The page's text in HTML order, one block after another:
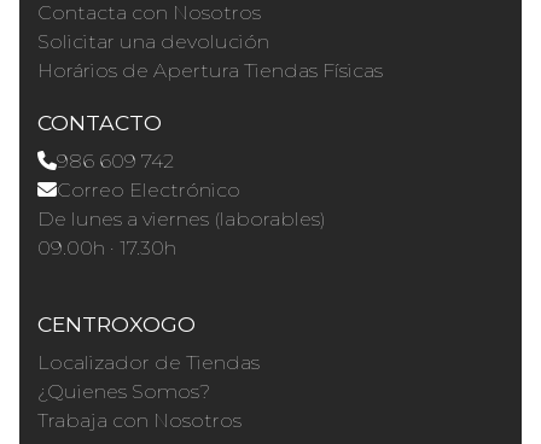
Contacta con Nosotros
Solicitar una devolución
Horários de Apertura Tiendas Físicas
CONTACTO
986 609 742
Correo Electrónico
De lunes a viernes (laborables)
09.00h · 17.30h
CENTROXOGO
Localizador de Tiendas
¿Quienes Somos?
Trabaja con Nosotros